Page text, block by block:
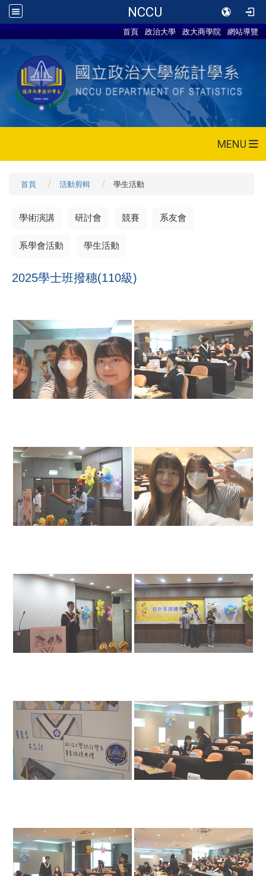
NCCU
首頁 政治大學 政大商學院 網站導覽
MENU
首頁 活動剪輯 學生活動
學術演講 研討會 競賽 系友會
系學會活動 學生活動
2025學士班撥穗(110級)